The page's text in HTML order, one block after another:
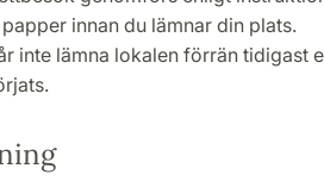
innan du lämnar din plats.
inte lämna lokalen förrän tidigast